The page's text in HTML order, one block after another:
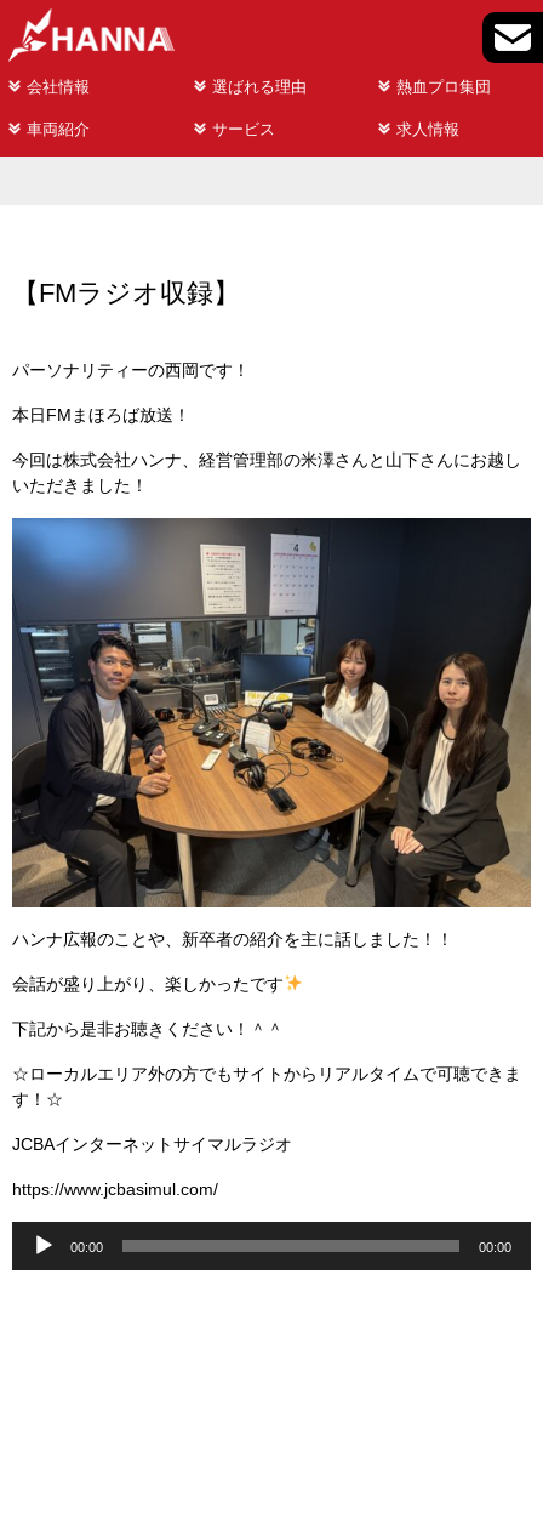
会社情報 選ばれる理由 熱血プロ集団
車両紹介 サービス 求人情報
【FMラジオ収録】
パーソナリティーの西岡です！
本日FMまほろば放送！
今回は株式会社ハンナ、経営管理部の米澤さんと山下さんにお越し
いただきました！
ハンナ広報のことや、新卒者の紹介を主に話しました！！
会話が盛り上がり、楽しかったです
下記から是非お聴きください！＾＾
☆ローカルエリア外の方でもサイトからリアルタイムで可聴できま
す！☆
JCBAインターネットサイマルラジオ
https://www.jcbasimul.com/
00:00 00:00